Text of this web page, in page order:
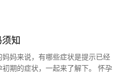
知
妈来说，有哪些症状是提示已经
期的症状，一起来了解下。 怀孕